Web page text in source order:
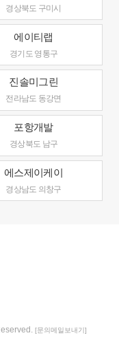
경상북도 구미시
에이티랩
경기도 영통구
진솔미그린
전라남도 동강면
포항개발
경상북도 남구
에스제이케이
경상남도 의창구
[문의메일보내기]